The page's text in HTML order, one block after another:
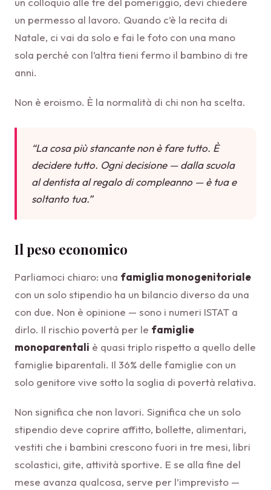
un permesso al lavoro. Quando c’è la recita di
Natale, ci vai da solo e fai le foto con una mano
sola perché con l’altra tieni fermo il bambino di tre
anni.
Non è eroismo. È la normalità di chi non ha scelta.
“La cosa più stancante non è fare tutto. È
decidere tutto. Ogni decisione — dalla scuola
al dentista al regalo di compleanno — è tua e
soltanto tua.”
Il peso economico
Parliamoci chiaro: una famiglia monogenitoriale
con un solo stipendio ha un bilancio diverso da una
con due. Non è opinione — sono i numeri ISTAT a
dirlo. Il rischio povertà per le famiglie
monoparentali è quasi triplo rispetto a quello delle
famiglie biparentali. Il 36% delle famiglie con un
solo genitore vive sotto la soglia di povertà relativa.
Non significa che non lavori. Significa che un solo
stipendio deve coprire affitto, bollette, alimentari,
vestiti che i bambini crescono fuori in tre mesi, libri
scolastici, gite, attività sportive. E se alla fine del
mese avanza qualcosa, serve per l’imprevisto —